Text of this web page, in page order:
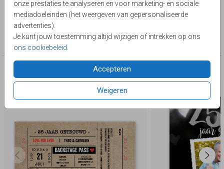
onze prestaties te analyseren en voor marketing- en sociale
mediadoeleinden (het weergeven van gepersonaliseerde
advertenties).
Je kunt jouw toestemming altijd wijzigen of intrekken op ons
ons cookiebeleid
Accepteren
Weigeren
Lievez
Collectie
25 jaar getrouwd
Deze producten zijn wellicht ook iets voor je